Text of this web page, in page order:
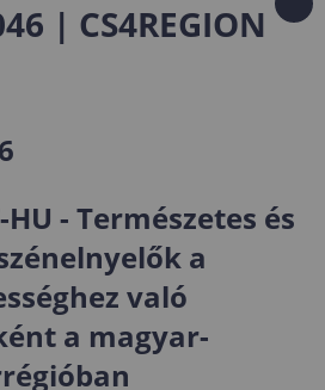
| CS4REGION
HU - Természetes és
a
való
a magyar-